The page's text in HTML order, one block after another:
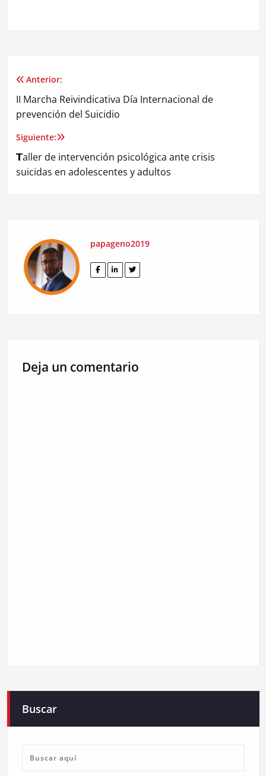
Navegación
de
entradas
Anterior:
II Marcha Reivindicativa Día Internacional de
prevención del Suicidio
Siguiente:
𝗧aller de intervención psicológica ante crisis
suicidas en adolescentes y adultos
papageno2019
Deja un comentario
Buscar